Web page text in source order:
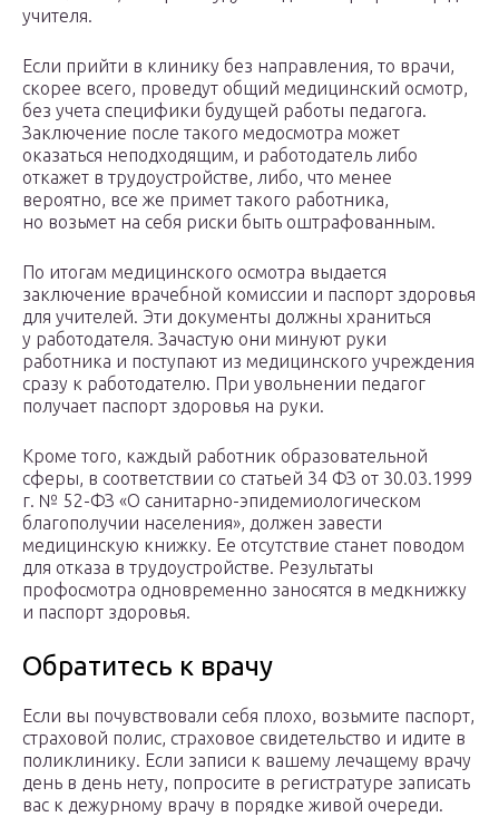
учителя.
Если прийти в клинику без направления, то врачи,
скорее всего, проведут общий медицинский осмотр,
без учета специфики будущей работы педагога.
Заключение после такого медосмотра может
оказаться неподходящим, и работодатель либо
откажет в трудоустройстве, либо, что менее
вероятно, все же примет такого работника,
но возьмет на себя риски быть оштрафованным.
По итогам медицинского осмотра выдается
заключение врачебной комиссии и паспорт здоровья
для учителей. Эти документы должны храниться
у работодателя. Зачастую они минуют руки
работника и поступают из медицинского учреждения
сразу к работодателю. При увольнении педагог
получает паспорт здоровья на руки.
Кроме того, каждый работник образовательной
сферы, в соответствии со статьей 34 ФЗ от 30.03.1999
г. № 52-ФЗ «О санитарно-эпидемиологическом
благополучии населения», должен завести
медицинскую книжку. Ее отсутствие станет поводом
для отказа в трудоустройстве. Результаты
профосмотра одновременно заносятся в медкнижку
и паспорт здоровья.
Обратитесь к врачу
Если вы почувствовали себя плохо, возьмите паспорт,
страховой полис, страховое свидетельство и идите в
поликлинику. Если записи к вашему лечащему врачу
день в день нету, попросите в регистратуре записать
вас к дежурному врачу в порядке живой очереди.